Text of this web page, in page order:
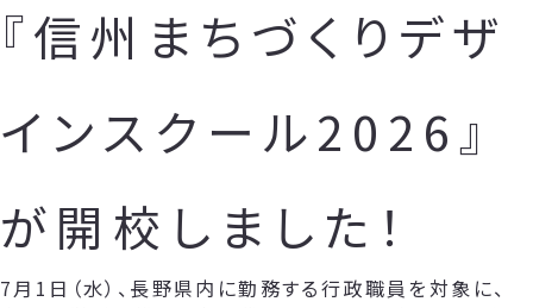
『信州まちづくりデザ
インスクール2026』
が開校しました！
7月1日（水）、長野県内に勤務する行政職員を対象に、